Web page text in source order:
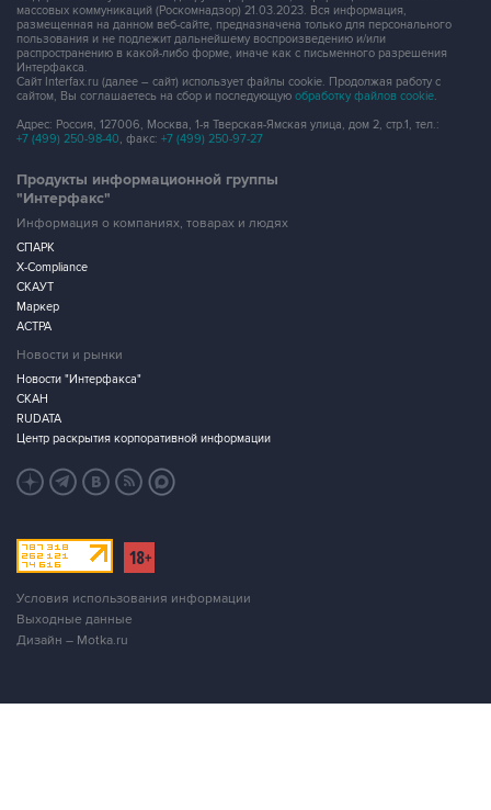
массовых коммуникаций (Роскомнадзор) 21.03.2023. Вся информация,
размещенная на данном веб-сайте, предназначена только для персонального
пользования и не подлежит дальнейшему воспроизведению и/или
распространению в какой-либо форме, иначе как с письменного разрешения
Интерфакса.
Сайт Interfax.ru (далее – сайт) использует файлы cookie. Продолжая работу с
сайтом, Вы соглашаетесь на сбор и последующую обработку файлов cookie.
Адрес: Россия, 127006, Москва, 1-я Тверская-Ямская улица, дом 2, стр.1, тел.:
+7 (499) 250-98-40, факс: +7 (499) 250-97-27
Продукты информационной группы
"Интерфакс"
Информация о компаниях, товарах и людях
СПАРК
X-Compliance
СКАУТ
Маркер
АСТРА
Новости и рынки
Новости "Интерфакса"
СКАН
RUDATA
Центр раскрытия корпоративной информации
Условия использования информации
Выходные данные
Дизайн – Motka.ru